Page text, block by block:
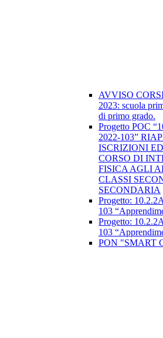
AVVISO
2023: scuola
di primo grado.
Progetto POC
2022-103”
ISCRIZIONI
CORSO DI
FISICA AGLI
CLASSI
SECONDARIA
​Progetto:
103
Progetto:
103
PON "SMART